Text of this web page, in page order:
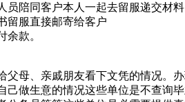
员陪同客户本人一起去留服递交材料
留服直接邮寄给客户
余款。
父母、亲戚朋友看下文凭的情况。
己做生意的情况这些单位是不查询